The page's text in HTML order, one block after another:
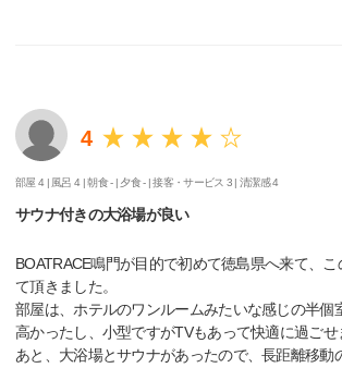
4
部屋 4 | 風呂 4 |朝食 - | 夕食 - |接客・サービス 3 |清潔感 4
サウナ付きの大浴場が良い
BOATRACE鳴門が目的で初めて徳島県へ来て、
て頂きました。
部屋は、ホテルのワンルームみたいな感じの半個
高かったし、小型ですがTVもあって快適に過ごせ
あと、大浴場とサウナがあったので、長距離移動